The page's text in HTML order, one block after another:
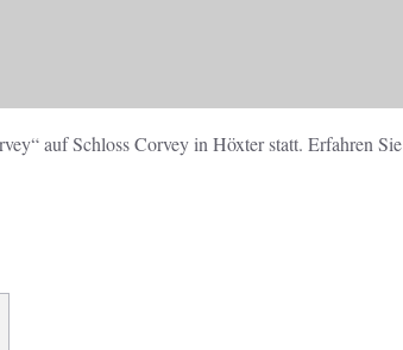
auf Schloss Corvey in Höxter statt. Erfahren Sie